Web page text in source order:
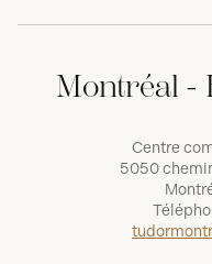
Montréal -
Centre
5050